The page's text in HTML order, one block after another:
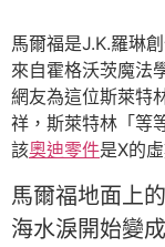
馬爾福是J.K.羅琳
來自霍格沃茨魔法
網友為這位斯萊特
祥，斯萊特林「等
該奧迪零件是X的
馬爾福地面上
海水淚開始變